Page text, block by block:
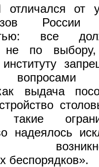
от
России
все
не по
вопросами
выдача
надеялось
беспорядков».